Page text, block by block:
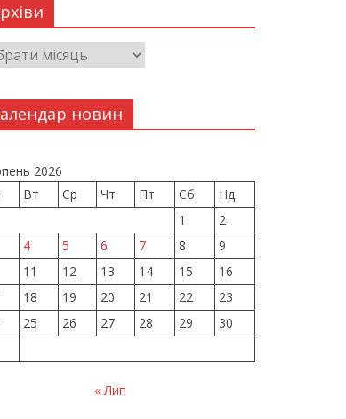
новин
2026
Вт Ср Чт Пт Сб
Нд
1
2
4 5 6 7 8
9
11 12 13 14 15
16
18 19 20 21 22
23
25 26 27 28 29
30
« Лип